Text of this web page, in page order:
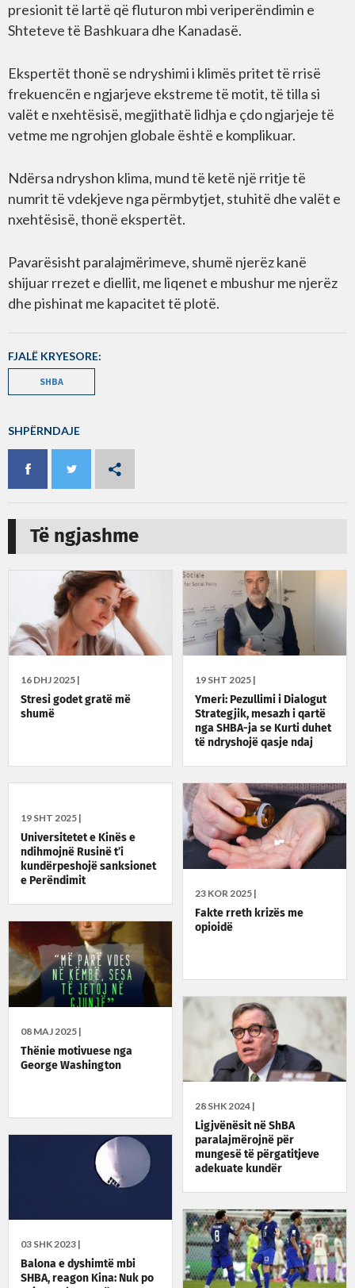
presionit të lartë që fluturon mbi veriperëndimin e
Shteteve të Bashkuara dhe Kanadasë.
Ekspertët thonë se ndryshimi i klimës pritet të rrisë
frekuencën e ngjarjeve ekstreme të motit, të tilla si
valët e nxehtësisë, megjithatë lidhja e çdo ngjarjeje të
vetme me ngrohjen globale është e komplikuar.
Ndërsa ndryshon klima, mund të ketë një rritje të
numrit të vdekjeve nga përmbytjet, stuhitë dhe valët e
nxehtësisë, thonë ekspertët.
Pavarësisht paralajmërimeve, shumë njerëz kanë
shijuar rrezet e diellit, me liqenet e mbushur me njerëz
dhe pishinat me kapacitet të plotë.
FJALË KRYESORE:
SHBA
SHPËRNDAJE
Të ngjashme
16 DHJ 2025 |
Stresi godet gratë më
shumë
19 SHT 2025 |
Ymeri: Pezullimi i Dialogut
Strategjik, mesazh i qartë
nga SHBA-ja se Kurti duhet
të ndryshojë qasje ndaj
19 SHT 2025 |
Universitetet e Kinës e
ndihmojnë Rusinë t’i
kundërpeshojë sanksionet
e Perëndimit
23 KOR 2025 |
Fakte rreth krizës me
opioidë
08 MAJ 2025 |
Thënie motivuese nga
George Washington
28 SHK 2024 |
Ligjvënësit në ShBA
paralajmërojnë për
mungesë të përgatitjeve
adekuate kundër
03 SHK 2023 |
Balona e dyshimtë mbi
SHBA, reagon Kina: Nuk po